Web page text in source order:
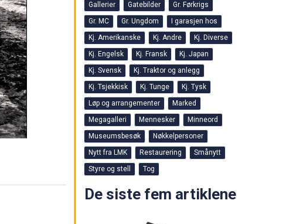
Gallerier
Gatebilder
Gr. Førkrigs
Gr. MC
Gr. Ungdom
I garasjen hos
Kj. Amerikanske
Kj. Andre
Kj. Diverse
Kj. Engelsk
Kj. Fransk
Kj. Japan
Kj. Svensk
Kj. Traktor og anlegg
Kj. Tsjekkisk
Kj. Tunge
Kj. Tysk
Løp og arrangementer
Marked
Megagalleri
Mennesker
Minneord
Museumsbesøk
Nøkkelpersoner
Nytt fra LMK
Restaurering
Smånytt
Styre og stell
Tog
De siste fem artiklene